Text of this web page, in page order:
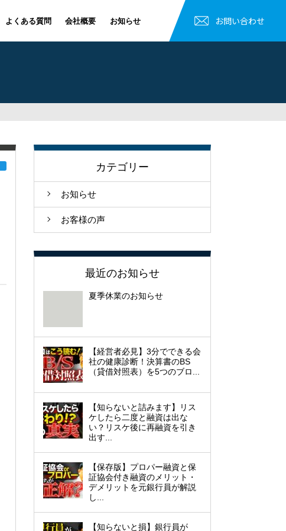
よくある質問 会社概要 お知らせ お問い合わせ
カテゴリー
お知らせ
お客様の声
最近のお知らせ
夏季休業のお知らせ
【経営者必見】3分でできる会
社の健康診断！決算書のBS
（貸借対照表）を5つのブロ...
【知らないと詰みます】リス
ケしたら二度と融資は出な
い？リスケ後に再融資を引き
出す...
【保存版】プロパー融資と保
証協会付き融資のメリット・
デメリットを元銀行員が解説
し...
【知らないと損】銀行員が